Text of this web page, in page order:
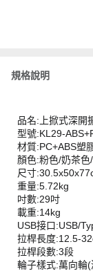
規格說明
品名:上掀式深開
型號:KL29-
材質:PC+ABS塑
顏色:粉色/奶茶
尺寸
重量:5.72kg
吋數:29吋
載重:14kg
USB接口:USB/
拉桿長度:12.5-
拉桿段數:3段
輪子樣式:萬向輪